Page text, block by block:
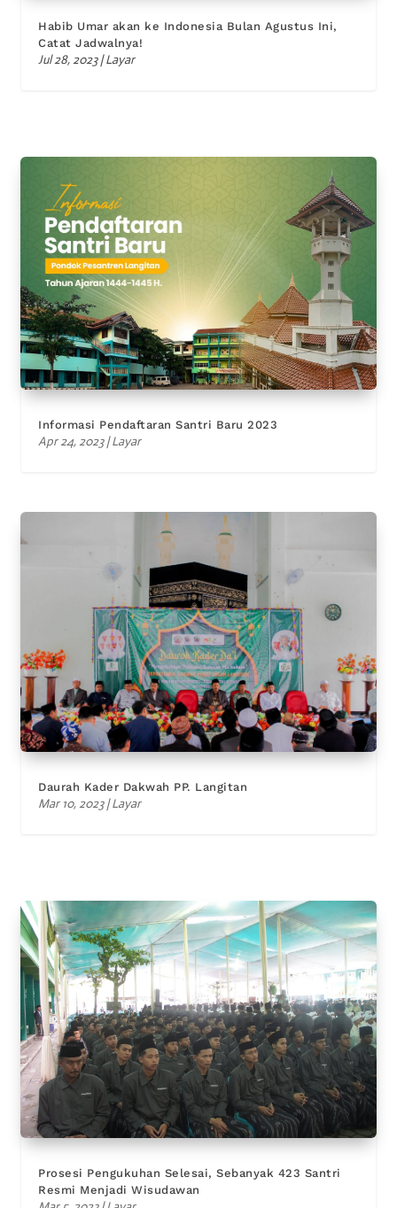
Habib Umar akan ke Indonesia Bulan Agustus Ini,
Catat Jadwalnya!
Jul 28, 2023|Layar
Informasi Pendaftaran Santri Baru 2023
Apr 24, 2023|Layar
Daurah Kader Dakwah PP. Langitan
Mar 10, 2023|Layar
Prosesi Pengukuhan Selesai, Sebanyak 423 Santri
Resmi Menjadi Wisudawan